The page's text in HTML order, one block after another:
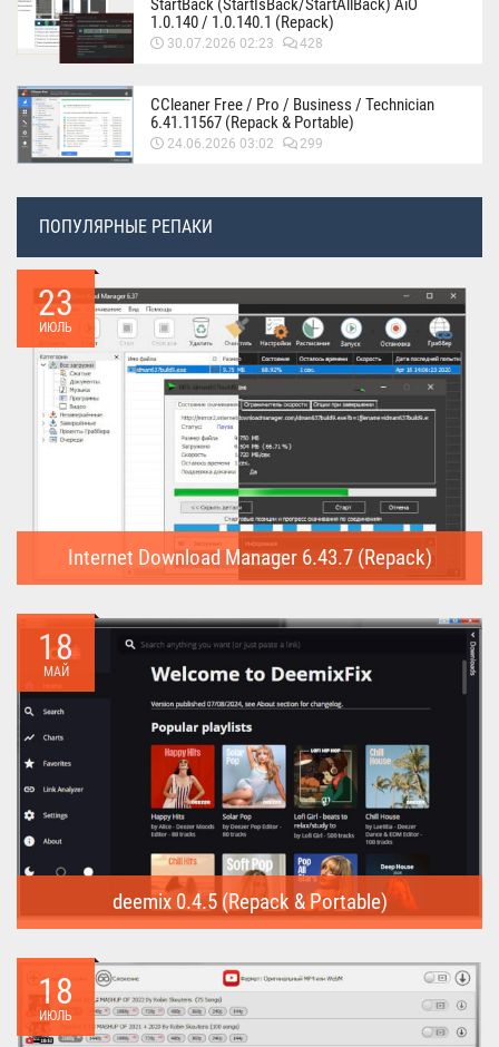
StartBack (StartIsBack/StartAllBack) AiO
1.0.140 / 1.0.140.1 (Repack)
30.07.2026 02:23 428
CCleaner Free / Pro / Business / Technician
6.41.11567 (Repack & Portable)
24.06.2026 03:02 299
ПОПУЛЯРНЫЕ РЕПАКИ
23
ИЮЛЬ
Internet Download Manager 6.43.7 (Repack)
предназначена для...
18
МАЙ
deemix 0.4.5 (Repack & Portable)
треки...
18
ИЮЛЬ